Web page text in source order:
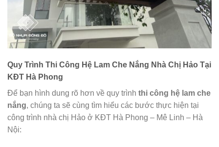
Quy Trình Thi Công Hệ Lam Che Nắng Nhà Chị Hảo Tại
KĐT Hà Phong
Để bạn hình dung rõ hơn về quy trình thi công hệ lam che
nắng, chúng ta sẽ cùng tìm hiểu các bước thực hiện tại
công trình nhà chị Hảo ở KĐT Hà Phong – Mê Linh – Hà
Nội: